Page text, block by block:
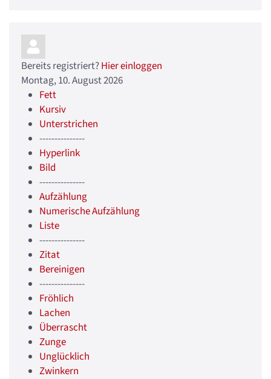
Bereits registriert?Hier einloggen
Montag, 10. August 2026
Fett
Kursiv
Unterstrichen
---------------
Hyperlink
Bild
---------------
Aufzählung
Numerische Aufzählung
Liste
---------------
Zitat
Bereinigen
---------------
Fröhlich
Lachen
Überrascht
Zunge
Unglücklich
Zwinkern